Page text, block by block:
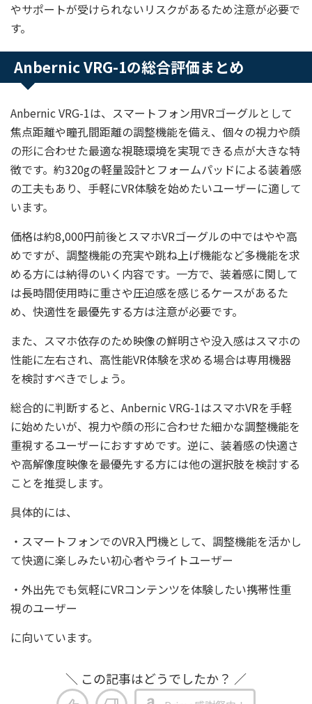
やサポートが受けられないリスクがあるため注意が必要で
す。
Anbernic VRG-1の総合評価まとめ
Anbernic VRG-1は、スマートフォン用VRゴーグルとして
焦点距離や瞳孔間距離の調整機能を備え、個々の視力や顔
の形に合わせた最適な視聴環境を実現できる点が大きな特
徴です。約320gの軽量設計とフォームパッドによる装着感
の工夫もあり、手軽にVR体験を始めたいユーザーに適して
います。
価格は約8,000円前後とスマホVRゴーグルの中ではやや高
めですが、調整機能の充実や跳ね上げ機能など多機能を求
める方には納得のいく内容です。一方で、装着感に関して
は長時間使用時に重さや圧迫感を感じるケースがあるた
め、快適性を最優先する方は注意が必要です。
また、スマホ依存のため映像の鮮明さや没入感はスマホの
性能に左右され、高性能VR体験を求める場合は専用機器
を検討すべきでしょう。
総合的に判断すると、Anbernic VRG-1はスマホVRを手軽
に始めたいが、視力や顔の形に合わせた細かな調整機能を
重視するユーザーにおすすめです。逆に、装着感の快適さ
や高解像度映像を最優先する方には他の選択肢を検討する
ことを推奨します。
具体的には、
・スマートフォンでのVR入門機として、調整機能を活かし
て快適に楽しみたい初心者やライトユーザー
・外出先でも気軽にVRコンテンツを体験したい携帯性重
視のユーザー
に向いています。
＼ この記事はどうでしたか？ ／